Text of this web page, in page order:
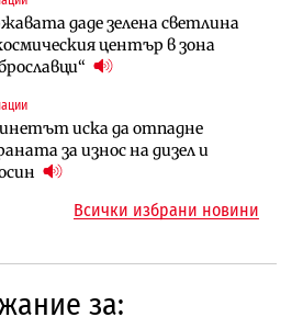
даде зелена светлина
център в зона
иска да отпадне
за износ на дизел и
ще строи огромен
и отбранителен
възложи промяната на
план за
мост над Варненското
става част от бъдещата
„Черно море“
финанси
министър поема „на
управление“ общинската
програма
Всички избрани новини
за: